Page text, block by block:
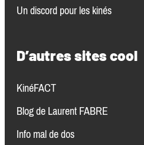
Un discord pour les kinés
D’autres sites cool
KinéFACT
Blog de Laurent FABRE
Info mal de dos